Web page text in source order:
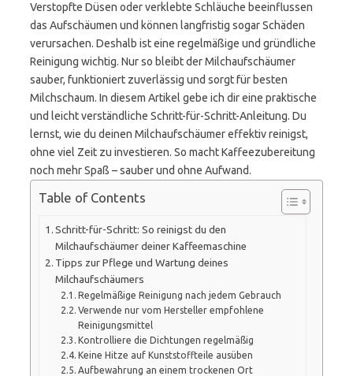
Verstopfte Düsen oder verklebte Schläuche beeinflussen
das Aufschäumen und können langfristig sogar Schäden
verursachen. Deshalb ist eine regelmäßige und gründliche
Reinigung wichtig. Nur so bleibt der Milchaufschäumer
sauber, funktioniert zuverlässig und sorgt für besten
Milchschaum. In diesem Artikel gebe ich dir eine praktische
und leicht verständliche Schritt-für-Schritt-Anleitung. Du
lernst, wie du deinen Milchaufschäumer effektiv reinigst,
ohne viel Zeit zu investieren. So macht Kaffeezubereitung
noch mehr Spaß – sauber und ohne Aufwand.
Table of Contents
Schritt-für-Schritt: So reinigst du den
Milchaufschäumer deiner Kaffeemaschine
Tipps zur Pflege und Wartung deines
Milchaufschäumers
Regelmäßige Reinigung nach jedem Gebrauch
Verwende nur vom Hersteller empfohlene
Reinigungsmittel
Kontrolliere die Dichtungen regelmäßig
Keine Hitze auf Kunststoffteile ausüben
Aufbewahrung an einem trockenen Ort